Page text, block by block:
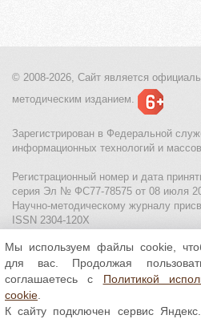
© 2008-2026, Сайт является
методическим изданием.
Зарегистрирован в Федеральной
информационных технологий и
Регистрационный номер и дата
серия Эл № ФС77-78575 от 08 июля
Научно-методическому журналу
ISSN 2304-120X
МЦИТО|Школьные олимпиады и
Политика использования файлов
защиты персональных данных
Все материалы
Мы используем файлы cookie,
для вас. Продолжая
соглашаетесь с Политикой
cookie
К сайту подключен сервис